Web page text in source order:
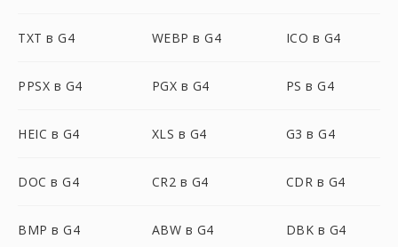
TXT в G4 WEBP в G4 ICO в G4
PPSX в G4 PGX в G4 PS в G4
HEIC в G4 XLS в G4 G3 в G4
DOC в G4 CR2 в G4 CDR в G4
BMP в G4 ABW в G4 DBK в G4